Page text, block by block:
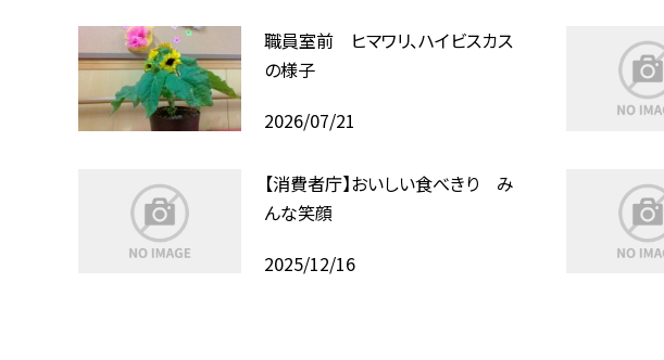
職員室前 ヒマワリ、ハイビスカス
の様子
2026/07/21
【消費者庁】おいしい食べきり み
んな笑顔
2025/12/16